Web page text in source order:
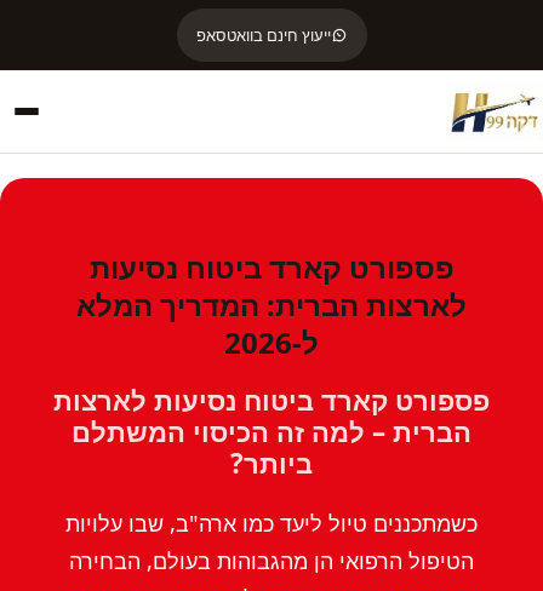
ייעוץ חינם בוואטסאפ
פספורט קארד ביטוח נסיעות
לארצות הברית: המדריך המלא
ל-2026
פספורט קארד ביטוח נסיעות לארצות
הברית – למה זה הכיסוי המשתלם
ביותר?
כשמתכננים טיול ליעד כמו ארה"ב, שבו עלויות
הטיפול הרפואי הן מהגבוהות בעולם, הבחירה